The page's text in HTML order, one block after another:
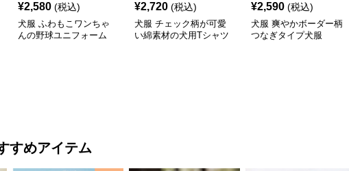
¥2,580 (税込)
犬服 ふわもこワンちゃ
んの野球ユニフォーム
¥2,720 (税込)
犬服 チェック柄が可愛
い綿素材の犬用Tシャツ
¥2,590 (税込)
犬服 爽やかボーダー柄
つなぎタイプ犬服
すめアイテム